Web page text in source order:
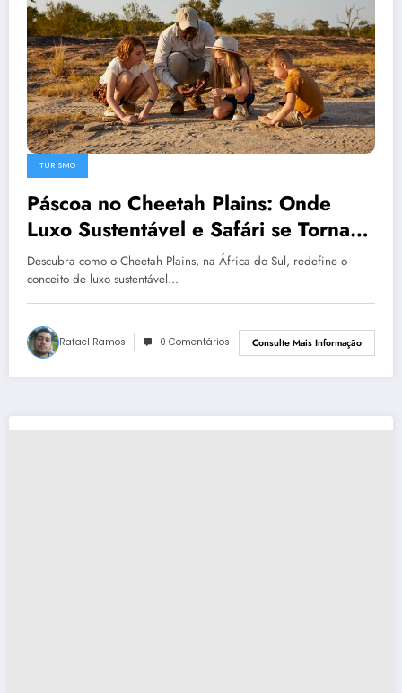
TURISMO
Páscoa no Cheetah Plains: Onde
Luxo Sustentável e Safári se Tornam
uma Experiência Inesquecível
Descubra como o Cheetah Plains, na África do Sul, redefine o
conceito de luxo sustentável…
Rafael Ramos 0 Comentários Consulte Mais Informação